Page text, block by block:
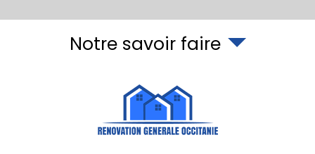
Notre savoir faire